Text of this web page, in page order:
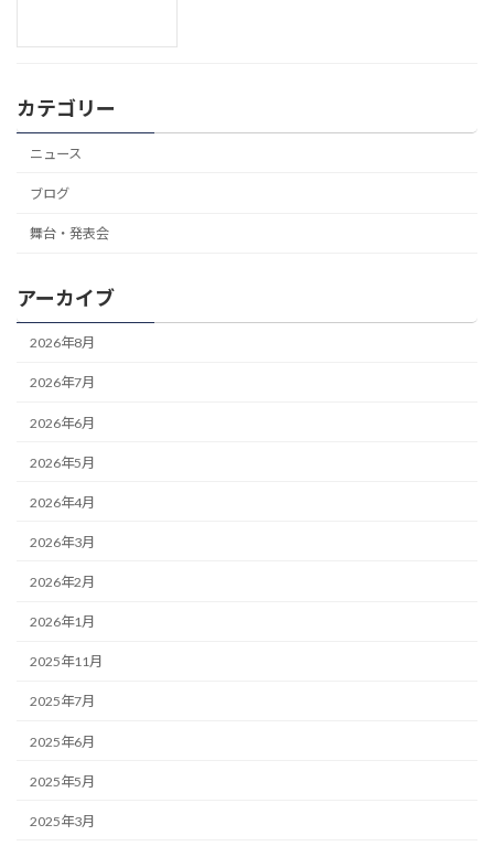
カテゴリー
ニュース
ブログ
舞台・発表会
アーカイブ
2026年8月
2026年7月
2026年6月
2026年5月
2026年4月
2026年3月
2026年2月
2026年1月
2025年11月
2025年7月
2025年6月
2025年5月
2025年3月